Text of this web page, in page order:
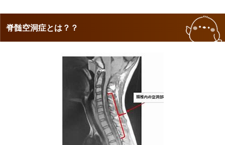
脊髄空洞症とは？？